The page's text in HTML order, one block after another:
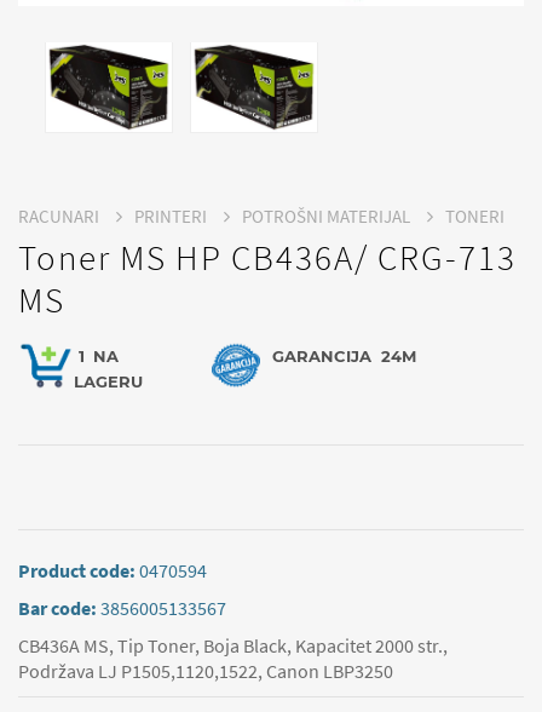
RACUNARI PRINTERI POTROŠNI MATERIJAL TONERI
Toner MS HP CB436A/ CRG-713
MS
1 NA
LAGERU
GARANCIJA 24M
Product code: 0470594
Bar code: 3856005133567
CB436A MS, Tip Toner, Boja Black, Kapacitet 2000 str.,
Podržava LJ P1505,1120,1522, Canon LBP3250